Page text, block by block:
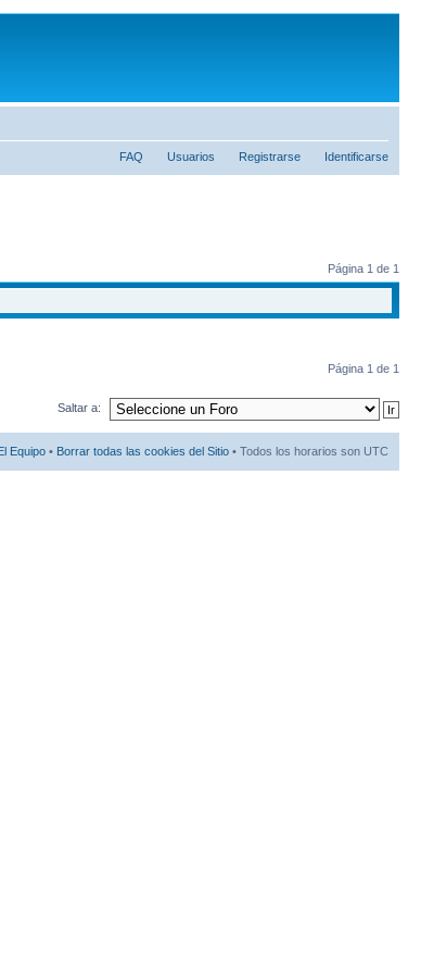
FAQ Usuarios Registrarse Identificarse
Página 1 de 1
Página 1 de 1
Saltar a:
Equipo • Borrar todas las cookies del Sitio • Todos los horarios son UTC